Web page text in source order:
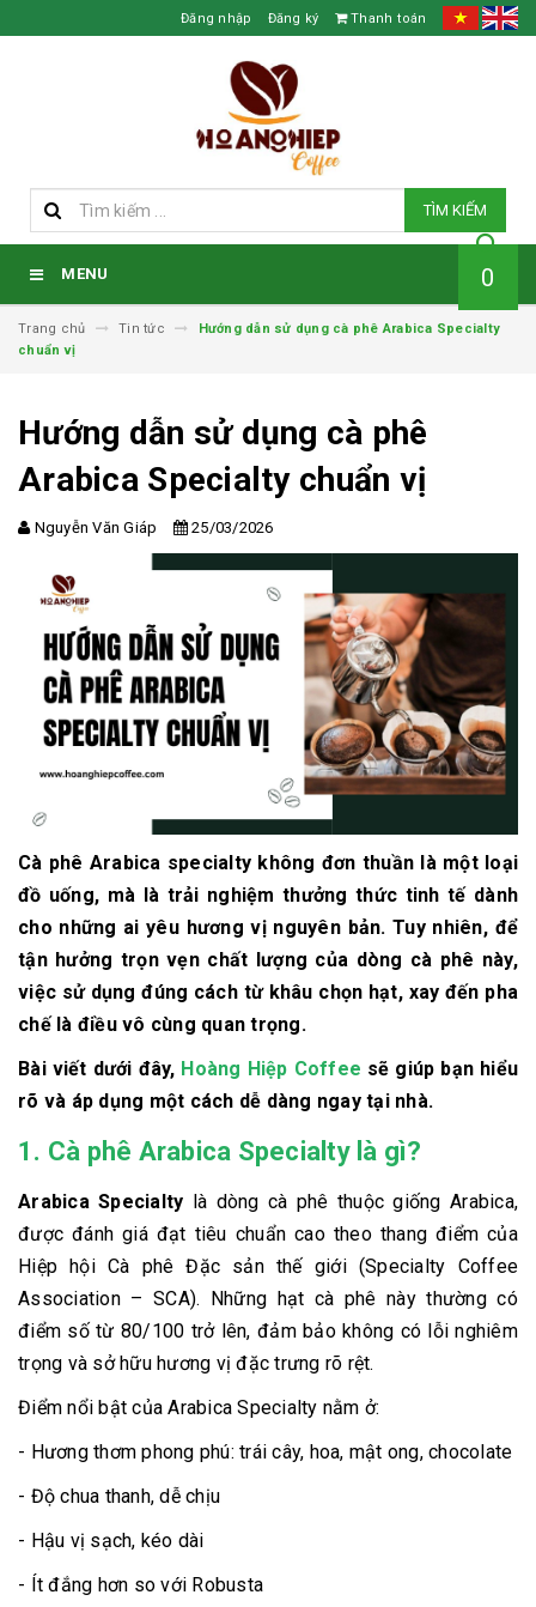
Đăng nhập Đăng ký Thanh toán
TÌM KIẾM
MENU 0
Trang chủ Tin tức
Hướng dẫn sử dụng cà phê Arabica Specialty
chuẩn vị
Hướng dẫn sử dụng cà phê
Arabica Specialty chuẩn vị
Nguyễn Văn Giáp 25/03/2026
Cà phê Arabica specialty không đơn thuần là một loại
đồ uống, mà là trải nghiệm thưởng thức tinh tế dành
cho những ai yêu hương vị nguyên bản. Tuy nhiên, để
tận hưởng trọn vẹn chất lượng của dòng cà phê này,
việc sử dụng đúng cách từ khâu chọn hạt, xay đến pha
chế là điều vô cùng quan trọng.
Bài viết dưới đây, Hoàng Hiệp Coffee sẽ giúp bạn hiểu
rõ và áp dụng một cách dễ dàng ngay tại nhà.
1. Cà phê Arabica Specialty là gì?
Arabica Specialty là dòng cà phê thuộc giống Arabica,
được đánh giá đạt tiêu chuẩn cao theo thang điểm của
Hiệp hội Cà phê Đặc sản thế giới (Specialty Coffee
Association – SCA). Những hạt cà phê này thường có
điểm số từ 80/100 trở lên, đảm bảo không có lỗi nghiêm
trọng và sở hữu hương vị đặc trưng rõ rệt.
Điểm nổi bật của Arabica Specialty nằm ở:
- Hương thơm phong phú: trái cây, hoa, mật ong, chocolate
- Độ chua thanh, dễ chịu
- Hậu vị sạch, kéo dài
- Ít đắng hơn so với Robusta